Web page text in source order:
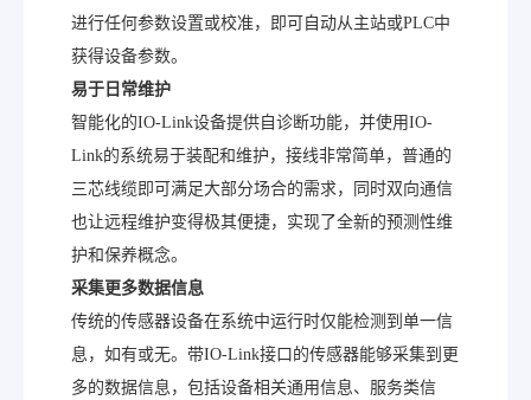
进行任何参数设置或校准，即可自动从主站或PLC中
获得设备参数。
易于日常维护
智能化的IO-Link设备提供自诊断功能，并使用IO-
Link的系统易于装配和维护，接线非常简单，普通的
三芯线缆即可满足大部分场合的需求，同时双向通信
也让远程维护变得极其便捷，实现了全新的预测性维
护和保养概念。
采集更多数据信息
传统的传感器设备在系统中运行时仅能检测到单一信
息，如有或无。带IO-Link接口的传感器能够采集到更
多的数据信息，包括设备相关通用信息、服务类信